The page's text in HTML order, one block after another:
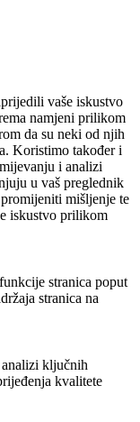
vaše iskustvo
namjeni prilikom
da su neki od njih
Koristimo također i
i analizi
u vaš preglednik
mišljenje te
iskustvo prilikom
stranica poput
stranica na
ključnih
kvalitete